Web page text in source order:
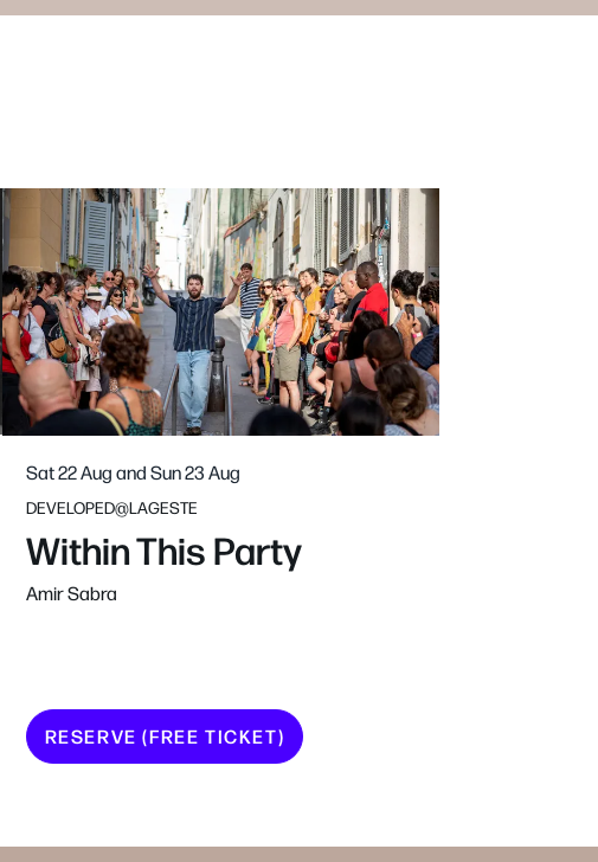
Within This Party
Amir Sabra
DEVELOPED@LAGESTE
Sat 22 AugandSun 23 Aug
RESERVE (FREE TICKET)